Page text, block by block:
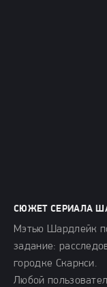
СЮЖЕТ СЕРИАЛА
Мэтью Шардлейк
задание:
городке Скарнси.
Любой